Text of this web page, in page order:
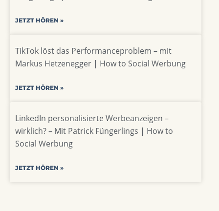
JETZT HÖREN »
TikTok löst das Performanceproblem – mit
Markus Hetzenegger | How to Social Werbung
JETZT HÖREN »
LinkedIn personalisierte Werbeanzeigen –
wirklich? – Mit Patrick Füngerlings | How to
Social Werbung
JETZT HÖREN »